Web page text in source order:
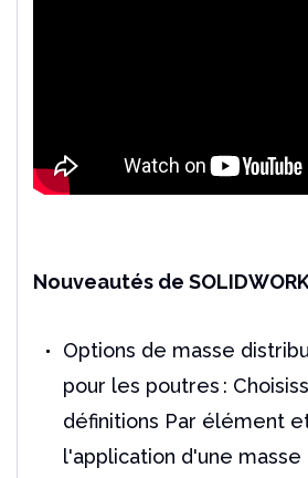
Nouveautés de
Options de masse
pour les poutres :
définitions Par élément
l'application d'une